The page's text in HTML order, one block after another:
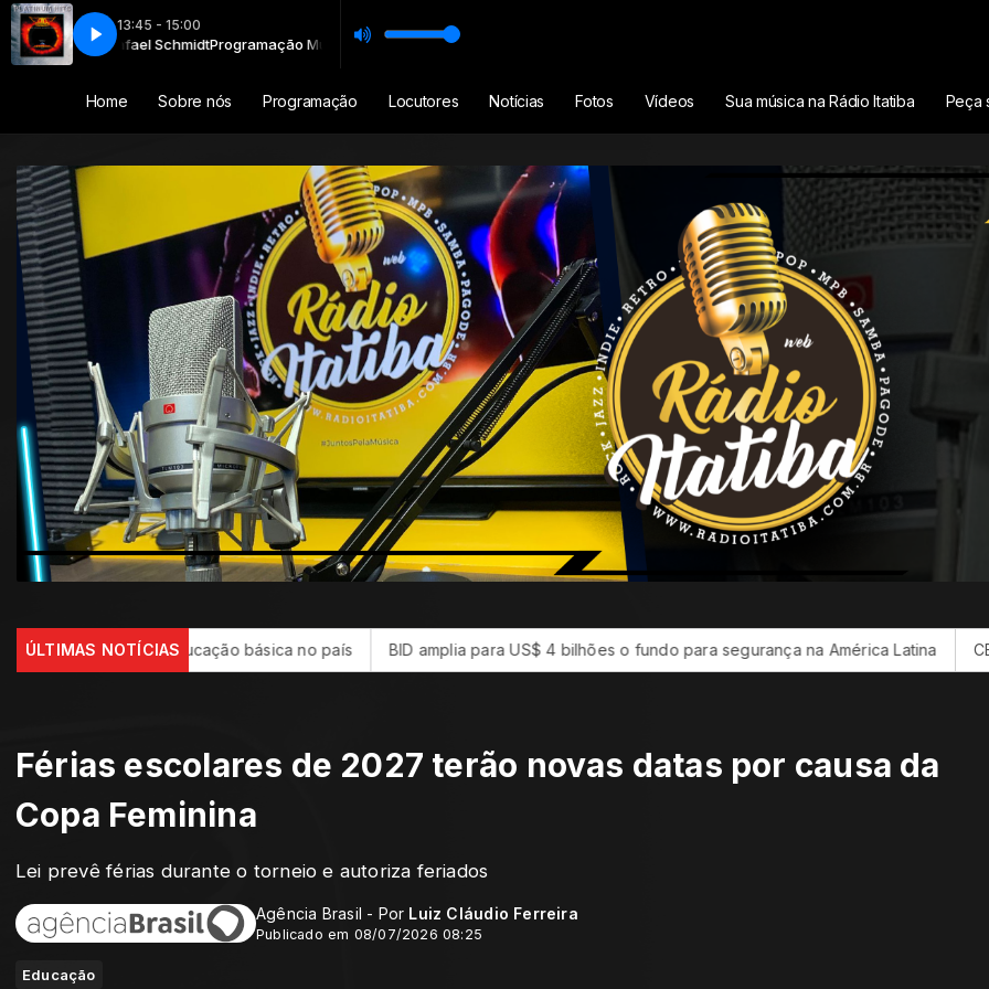
13:45 - 15:00
com Rafael SchmidtProgramação Musical com Rafael Schmidt
Touchstone film, Armageddon)Aerosmith - I Don't Want to Miss a Thing (From the Touchstone film, Armageddon)
Home Sobre nós Programação Locutores Notícias Fotos Vídeos Sua música na Rádio Itatiba Peça
ÚLTIMAS NOTÍCIAS
educação básica no país BID amplia para US$ 4 bilhões o fundo para segurança na América Latina CBF reforça
Férias escolares de 2027 terão novas datas por causa da
Copa Feminina
Lei prevê férias durante o torneio e autoriza feriados
Agência Brasil - Por Luiz Cláudio Ferreira
Publicado em 08/07/2026 08:25
Educação